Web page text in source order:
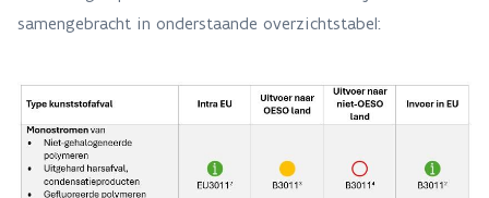
samengebracht in onderstaande overzichtstabel: